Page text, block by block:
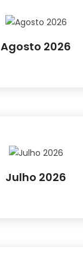
Agosto 2026
Julho 2026